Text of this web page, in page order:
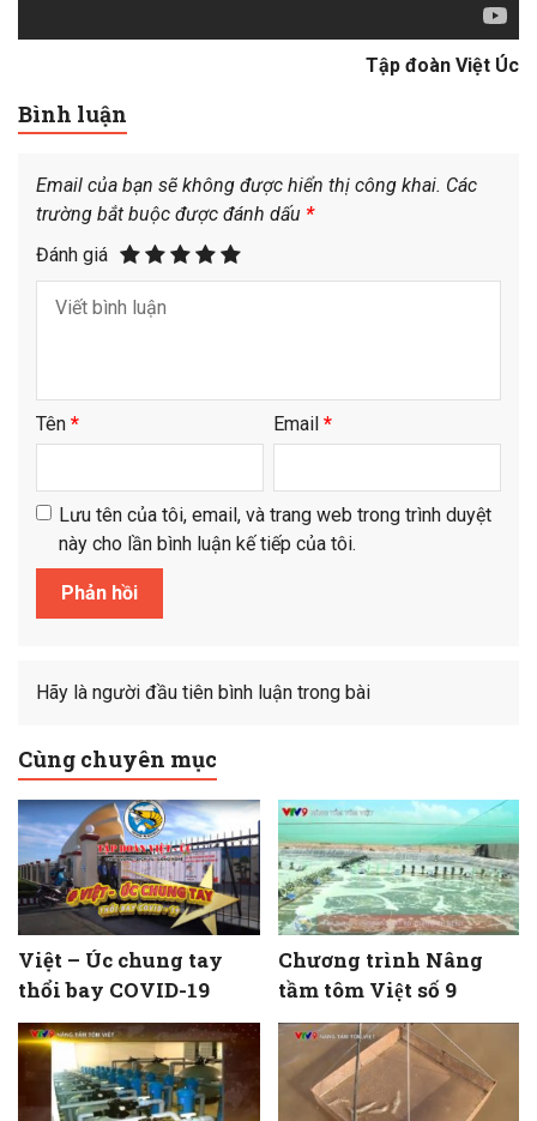
Tập đoàn Việt Úc
Bình luận
Email của bạn sẽ không được hiển thị công khai. Các
trường bắt buộc được đánh dấu *
Đánh giá
Tên * Email *
Lưu tên của tôi, email, và trang web trong trình duyệt
này cho lần bình luận kế tiếp của tôi.
Hãy là người đầu tiên bình luận trong bài
Cùng chuyên mục
Việt – Úc chung tay
thổi bay COVID-19
Chương trình Nâng
tầm tôm Việt số 9